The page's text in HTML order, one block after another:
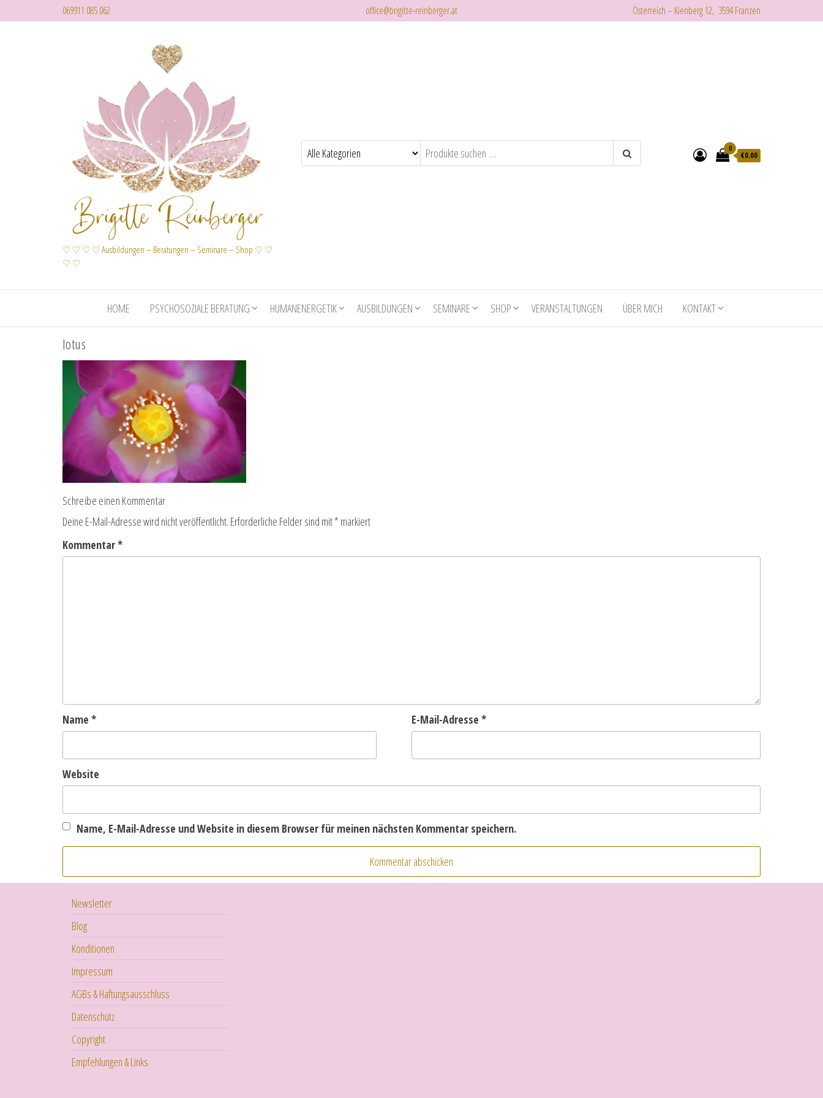
069911 085 062 office@brigitte-reinberger.at Österreich – Kienberg 12, 3594 Franzen
♡ ♡ ♡ ♡ Ausbildungen – Beratungen – Seminare – Shop ♡ ♡
♡ ♡
0
€0.00
HOME PSYCHOSOZIALE BERATUNG HUMANENERGETIK AUSBILDUNGEN SEMINARE SHOP VERANSTALTUNGEN ÜBER MICH KONTAKT
lotus
Schreibe einen Kommentar
Deine E-Mail-Adresse wird nicht veröffentlicht. Erforderliche Felder sind mit* markiert
Kommentar*
Name * E-Mail-Adresse *
Website
Name, E-Mail-Adresse und Website in diesem Browser für meinen nächsten Kommentar speichern.
Newsletter
Blog
Konditionen
Impressum
AGBs & Haftungsausschluss
Datenschutz
Copyright
Empfehlungen & Links